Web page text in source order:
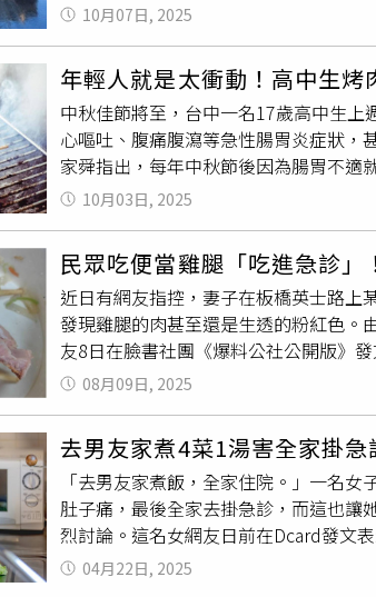
並不代表未熟。店家進一步說明，拉麵
≠更安全」，肉品色澤為肌紅蛋白含量
映，現場服務人員會即時協助確認，並
兌換券」作為回饋措施，盼化解疑慮，
災區無償協助，一時之間光復鄉更是人
出發，繞行半個台灣，開著10台大貨
後，就開車下來煮飯了」。儘管大家都
食，只為讓災民與志工能吃上一口熱騰
區供餐，主要負責午餐和晚餐，第一次
少，只好到處向附近居民商借，所幸最
發現米沒熟 ，為了不要浪費食物，他
他們也將方向改向熱炒熱食，如炒米
麼，2天下來至少供應3000名志工與災
家園完成初步清理後，從家裡拉出長長
準備下午茶，下午茶種類從水煮玉米、
制餵食」的命運，「吃飽才有力氣挖土
了不起，台灣真的很團結。」。讓人暖
家園清理後，也在各自的地方出力。有
風玻璃與車身初步清理，他說，「真的
高，門外是乾硬的泥沙土堆，得先花上
在後頭，由於多數屋內無法直接被太陽
幅提升，所幸人多力量大，3、40人輪
淨，屋主看著終於看到地板的屋子，輕
堰塞湖潰堤後，光復鄉成為重災區，滿
各司其職，利用自身專業，協助災民重
10月07日, 2025
年輕人就是太衝動！高中生烤
中秋佳節將至，台中一名17歲高中生
心嘔吐、腹痛腹瀉等急性腸胃炎症狀，
家舜指出，每年中秋節後因為腸胃不適
醫的案例。如上述高中生患者，便是在
診。因為症狀輕微，醫師開立止瀉消
腹瀉更變成狂拉猛瀉，嚇得家人帶他
進沒烤熟的肉或海鮮造成急性腸胃炎，
天後才緩解出院。莊家舜提醒，明天起
因為天氣炎熱，所以建議烤好、煮熟的
珊珊也指出，烤肉時常見的香腸，熱狗
強調，選擇食材與烹調方式若能掌握關
食材取代加工肉；同時也要避免油脂
筍、櫛瓜、菇類等富含膳食纖維與植
高，建議改用蔥、薑、蒜或黑胡椒等天
含糖量過高的汽水或酒精，改選無糖
因焦黑部分含有大量致癌物質，應立即
時間。若能搭配芭樂、奇異果、柚子等
10月03日, 2025
民眾吃便當雞腿「吃進急診
近日有網友指控，妻子在板橋英士路上
發現雞腿的肉甚至還是生透的粉紅色。
友8日在臉書社團《爆料公社公開版》
我說吃起來軟軟的、怪怪的」，扒掉雞
片，雞腿的皮確實煎到金黃，然而雞
家，是板橋英士路上的「車站腿庫飯
咕叫」、「哇塞！看到就沒胃口」、「
了吧，怎麼還賣給客人？眼睛都沒有
婆搶便當裡的飯吃了，她是怎麼吞的下
號醫療費用而已，「不想再增生事端。
桿菌等致病菌，進而引發食物中毒。這
能含有。充分加熱是殺滅這些細菌的
08月09日, 2025
去男友家煮4菜1湯害全家掛
「去男友家煮飯，全家住院。」一名
肚子痛，最後全家去掛急診，而這也讓
烈討論。這名女網友日前在Dcard發文
片的步驟進行，結果吃完飯後，男友跟
個魚湯給他們補身體？」原PO也補充
04月22日, 2025